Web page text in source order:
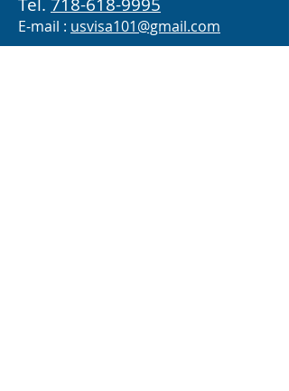
E-mail : usvisa101@gmail.com